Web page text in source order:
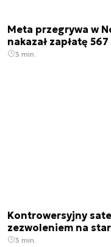
Meta przegrywa w
nakazał zapłatę
3 min.
Kontrowersyjny
zezwoleniem na
3 min.